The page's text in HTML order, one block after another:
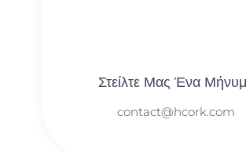
Στείλτε Μας Ένα
contact@hcork.com